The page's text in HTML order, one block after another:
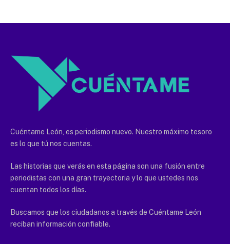
Cuéntame León, es periodismo nuevo. Nuestro máximo tesoro
es lo que tú nos cuentas.
Las historias que verás en esta página son una fusión entre
periodistas con una gran trayectoria y lo que ustedes nos
cuentan todos los días.
Buscamos que los ciudadanos a través de Cuéntame León
reciban información confiable.